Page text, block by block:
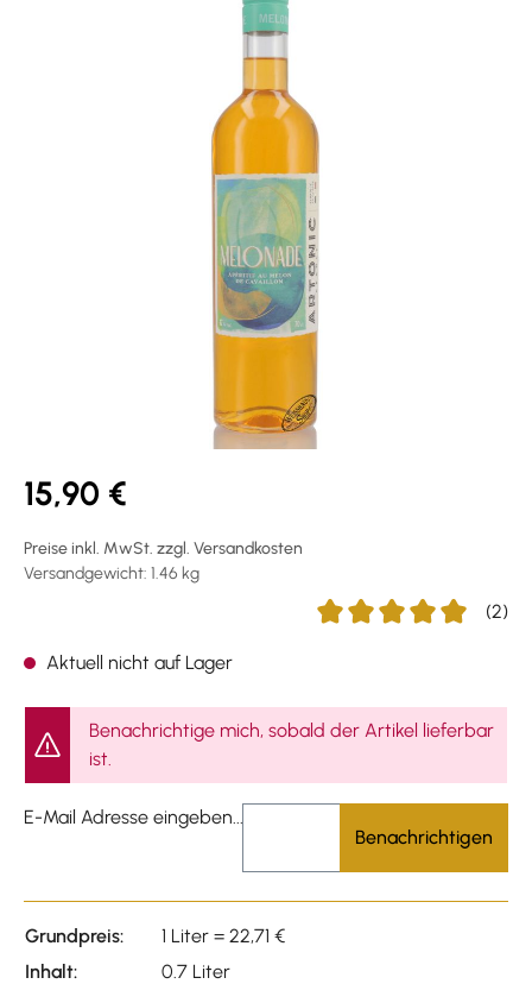
15,90 €
Preise inkl. MwSt. zzgl. Versandkosten
Versandgewicht: 1.46 kg
(2)
Aktuell nicht auf Lager
Benachrichtige mich, sobald der Artikel lieferbar
ist.
E-Mail Adresse eingeben...
Benachrichtigen
Grundpreis:
1 Liter = 22,71 €
Inhalt:
0.7 Liter